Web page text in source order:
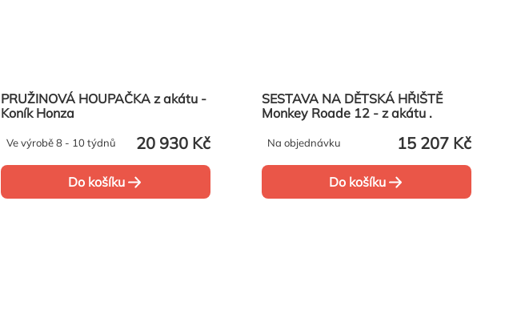
PRUŽINOVÁ HOUPAČKA z akátu -
Koník Honza
20 930 Kč
Ve výrobě 8 - 10 týdnů
Do košíku
SESTAVA NA DĚTSKÁ HŘIŠTĚ
Monkey Roade 12 - z akátu .
15 207 Kč
Na objednávku
Do košíku